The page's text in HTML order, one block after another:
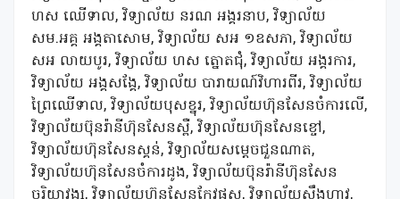
ហស ឈើទាល, វិទ្យាល័យ នរណ អង្គរនាប, វិទ្យាល័យ
សម.អគ្គ អង្គតាសោម, វិទ្យាល័យ សអ ១ឧសភា, វិទ្យាល័យ
សអ លាយបូរ, វិទ្យាល័យ ហស ត្នោតជុំ, វិទ្យាល័យ អង្គរការ,
វិទ្យាល័យ អង្គសង្គែ, វិទ្យាល័យ បារាយណ៍វិហារពីរ, វិទ្យាល័យ
ព្រៃឈើទាល, វិទ្យាល័យបុសខ្នុរ, វិទ្យាល័យហ៊ុនសែនចំការលើ,
វិទ្យាល័យប៊ុនរ៉ានីហ៊ុនសែនស្ពឺ, វិទ្យាល័យហ៊ុនសែនខ្ចៅ,
វិទ្យាល័យហ៊ុនសែនស្គន់, វិទ្យាល័យសម្តេចជួនណាត,
វិទ្យាល័យហ៊ុនសែនចំការដូង, វិទ្យាល័យប៊ុនរ៉ានីហ៊ុនសែន